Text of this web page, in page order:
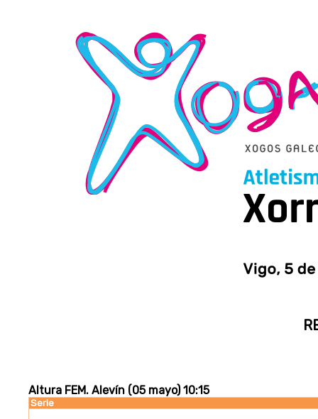
Serie
Altura FEM. Alevín (05 mayo) 10:15